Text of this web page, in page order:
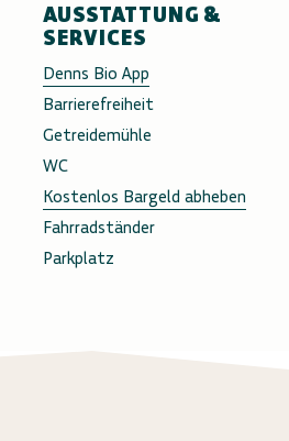
AUSSTATTUNG &
SERVICES
Denns Bio App
Barrierefreiheit
Getreidemühle
WC
Kostenlos Bargeld abheben
Fahrradständer
Parkplatz